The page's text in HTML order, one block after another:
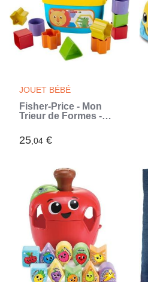
JOUET BÉBÉ
Fisher-Price - Mon
Trieur de Formes -
et + FFC84 (Jaune)
25,04 €